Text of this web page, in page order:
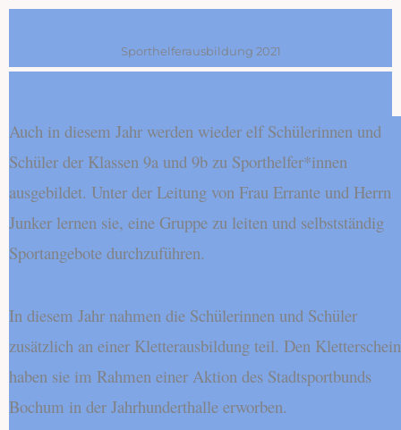
Sporthelferausbildung 2021
Auch in diesem Jahr werden wieder elf Schülerinnen und
Schüler der Klassen 9a und 9b zu Sporthelfer*innen
ausgebildet. Unter der Leitung von Frau Errante und Herrn
Junker lernen sie, eine Gruppe zu leiten und selbstständig
Sportangebote durchzuführen.
In diesem Jahr nahmen die Schülerinnen und Schüler
zusätzlich an einer Kletterausbildung teil. Den Kletterschein
haben sie im Rahmen einer Aktion des Stadtsportbunds
Bochum in der Jahrhunderthalle erworben.